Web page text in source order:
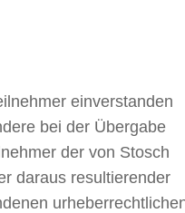
einverstanden
bei der Übergabe
der von Stosch
daraus resultierender